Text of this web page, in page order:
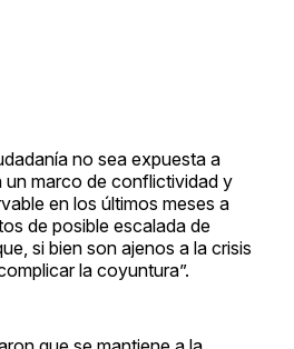
no sea expuesta a
marco de conflictividad y
en los últimos meses a
de posible escalada de
si bien son ajenos a la crisis
la coyuntura”.